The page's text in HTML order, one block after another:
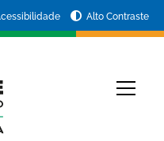
Alto Contraste